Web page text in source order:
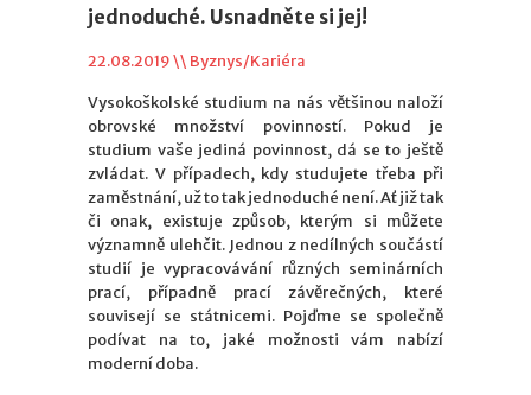
jednoduché. Usnadněte si jej!
22.08.2019 \\ Byznys/Kariéra
Vysokoškolské studium na nás většinou naloží
obrovské množství povinností. Pokud je
studium vaše jediná povinnost, dá se to ještě
zvládat. V případech, kdy studujete třeba při
zaměstnání, už to tak jednoduché není. Ať již tak
či onak, existuje způsob, kterým si můžete
významně ulehčit. Jednou z nedílných součástí
studií je vypracovávání různých seminárních
prací, případně prací závěrečných, které
souvisejí se státnicemi. Pojďme se společně
podívat na to, jaké možnosti vám nabízí
moderní doba.